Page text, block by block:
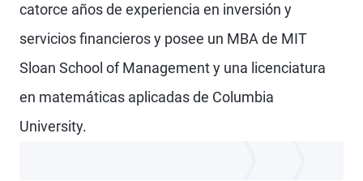
catorce años de experiencia en inversión y
servicios financieros y posee un MBA de MIT
Sloan School of Management y una licenciatura
en matemáticas aplicadas de Columbia
University.